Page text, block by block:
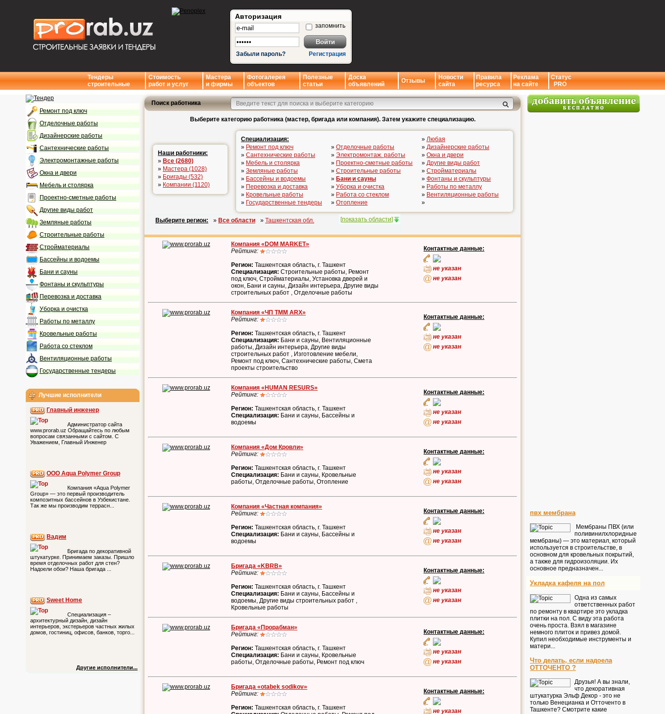
Авторизация
запомнить
Забыли пароль? Регистрация
Тендеры
строительные
Стоимость
работ и услуг
Мастера
и фирмы
Фотогалерея
объектов
Полезные
статьи
Доска
объявлений
Отзывы
Новости
сайта
Правила
ресурса
Реклама
на сайте
Статус
PRO
Ремонт под ключ
Отделочные работы
Дизайнерские работы
Сантехнические работы
Электромонтажные работы
Окна и двери
Мебель и столярка
Проектно-сметные работы
Другие виды работ
Земляные работы
Строительные работы
Стройматериалы
Бассейны и водоемы
Бани и сауны
Фонтаны и скульптуры
Перевозка и доставка
Уборка и очистка
Работы по металлу
Кровельные работы
Работа со стеклом
Вентиляционные работы
Государственные тендеры
Лучшие исполнители
Главный инженер
Администратор сайта
www.prorab.uz Обращайтесь по любым
вопросам связанными с сайтом. С
Уважением, Главный Инженер
ООО Aqua Polymer Group
Компания «Aqua Polymer
Group» — это первый производитель
композитных бассейнов в Узбекистане.
Так же мы производим террасн...
Вадим
Бригада по декоративной
штукатурке. Принимаем заказы. Пришло
время отделочных работ для стен?
Надоели обои? Наша бригада ...
Sweet Home
Специализация –
архитектурный дизайн, дизайн
интерьеров, экстерьеров частных жилых
домов, гостиниц, офисов, банков, торго...
Другие исполнители...
Поиск работника
Выберите категорию работника (мастер, бригада или компания). Затем укажите специализацию.
Наши работники:
» Все (2680)
» Мастера (1028)
» Бригады (532)
» Компании (1120)
Специализация: » Любая
» Ремонт под ключ » Отделочные работы » Дизайнерские работы
» Сантехнические работы » Электромонтаж. работы » Окна и двери
» Мебель и столярка » Проектно-сметные работы » Другие виды работ
» Земляные работы » Строительные работы » Стройматериалы
» Бассейны и водоемы » Бани и сауны » Фонтаны и скульптуры
» Перевозка и доставка » Уборка и очистка » Работы по металлу
» Кровельные работы » Работа со стеклом » Вентиляционные работы
» Государственные тендеры » Отопление »
[показать области]
Выберите регион: » Все области » Ташкентская обл.
Компания «DOM MARKET»
Рейтинг:
Регион: Ташкентская область, г. Ташкент
Специализация: Строительные работы, Ремонт
под ключ, Стройматериалы, Установка дверей и
окон, Бани и сауны, Дизайн интерьера, Другие виды
строительных работ , Отделочные работы
Контактные данные:
не указан
не указан
Компания «ЧП TMM ARX»
Рейтинг:
Регион: Ташкентская область, г. Ташкент
Специализация: Бани и сауны, Вентиляционные
работы, Дизайн интерьера, Другие виды
строительных работ , Изготовление мебели,
Ремонт под ключ, Сантехнические работы, Смета
проекты строительство
Контактные данные:
не указан
не указан
Компания «HUMAN RESURS»
Рейтинг:
Регион: Ташкентская область, г. Ташкент
Специализация: Бани и сауны, Бассейны и
водоемы
Контактные данные:
не указан
не указан
Компания «Дом Кровли»
Рейтинг:
Регион: Ташкентская область, г. Ташкент
Специализация: Бани и сауны, Кровельные
работы, Отделочные работы, Отопление
Контактные данные:
не указан
не указан
Компания «Частная компания»
Рейтинг:
Регион: Ташкентская область, г. Ташкент
Специализация: Бани и сауны, Бассейны и
водоемы
Контактные данные:
не указан
не указан
Бригада «KBRB»
Рейтинг:
Регион: Ташкентская область, г. Ташкент
Специализация: Бани и сауны, Бассейны и
водоемы, Другие виды строительных работ ,
Кровельные работы
Контактные данные:
не указан
не указан
Бригада «Прорабман»
Рейтинг:
Регион: Ташкентская область, г. Ташкент
Специализация: Бани и сауны, Кровельные
работы, Отделочные работы, Ремонт под ключ
Контактные данные:
не указан
не указан
Бригада «otabek sodikov»
Рейтинг:
Регион: Ташкентская область, г. Ташкент
Контактные данные:
не указан
пвх мембрана
Мембраны ПВХ (или
поливинилхлоридные
мембраны) — это материал, который
используется в строительстве, в
основном для кровельных покрытий,
а также для гидроизоляции. Их
основное предназначен...
Укладка кафеля на пол
Одна из самых
ответственных работ
по ремонту в квартире это укладка
плитки на пол. С виду эта работа
очень проста. Взял в магазине
немного плиток и привез домой.
Купил необходимые инструменты и
матери...
Что делать, если надоела
ОТТОЧЕНТО ?
Друзья! А вы знали,
что декоративная
штукатурка Эльф Декор - это не
только Венецианка и Отточенто в
Ташкенте? Смотрите какие